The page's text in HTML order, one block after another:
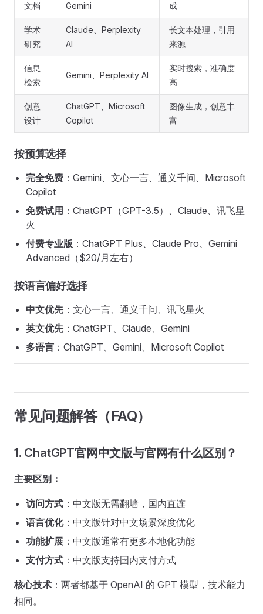
文档
Gemini
成
学术
研究
Claude、Perplexity
AI
长文本处理，引用
来源
信息
检索
Gemini、Perplexity AI
实时搜索，准确度
高
创意
设计
ChatGPT、Microsoft
Copilot
图像生成，创意丰
富
按预算选择
完全免费 ：Gemini、文心一言、通义千问、Microsoft
Copilot
免费试用 ：ChatGPT（GPT-3.5）、Claude、讯飞星
火
付费专业版 ：ChatGPT Plus、Claude Pro、Gemini
Advanced（$20/月左右）
按语言偏好选择
中文优先：文心一言、通义千问、讯飞星火
英文优先：ChatGPT、Claude、Gemini
多语言 ：ChatGPT、Gemini、Microsoft Copilot
常见问题解答（FAQ）
1. ChatGPT官网中文版与官网有什么区别？
主要区别：
访问方式 ：中文版无需翻墙，国内直连
语言优化：中文版针对中文场景深度优化
功能扩展 ：中文版通常有更多本地化功能
支付方式 ：中文版支持国内支付方式
核心技术 ：两者都基于 OpenAI 的 GPT 模型，技术能力
相同。